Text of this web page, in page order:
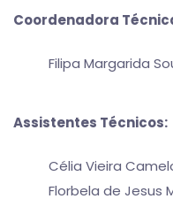
Coordenadora
Filipa Margarida
Assistentes Técnicos:
Célia Vieira
Florbela de Jesus